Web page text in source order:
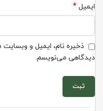
ایمیل *
ذخیره نام، ایمیل و وبسایت
دیدگاهی می‌نویسم.